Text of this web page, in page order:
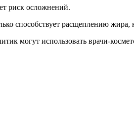
риск осложнений.
способствует расщеплению
могут использовать врачи-